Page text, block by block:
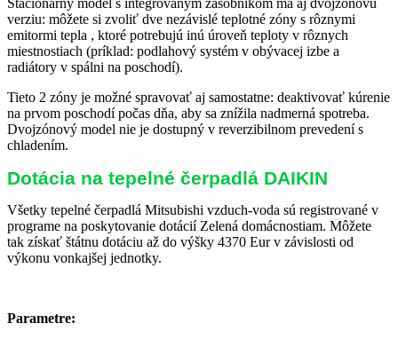
verziu: môžete si zvoliť dve nezávislé teplotné zóny s rôznymi
emitormi tepla , ktoré potrebujú inú úroveň teploty v rôznych
miestnostiach (príklad: podlahový systém v obývacej izbe a
radiátory v spálni na poschodí).
Tieto 2 zóny je možné spravovať aj samostatne: deaktivovať kúrenie
na prvom poschodí počas dňa, aby sa znížila nadmerná spotreba.
Dvojzónový model nie je dostupný v reverzibilnom prevedení s
chladením.
Dotácia na tepelné čerpadlá DAIKIN
Všetky tepelné čerpadlá Mitsubishi vzduch-voda sú registrované v
programe na poskytovanie dotácií Zelená domácnostiam. Môžete
tak získať štátnu dotáciu až do výšky 4370 Eur v závislosti od
výkonu vonkajšej jednotky.
Parametre: